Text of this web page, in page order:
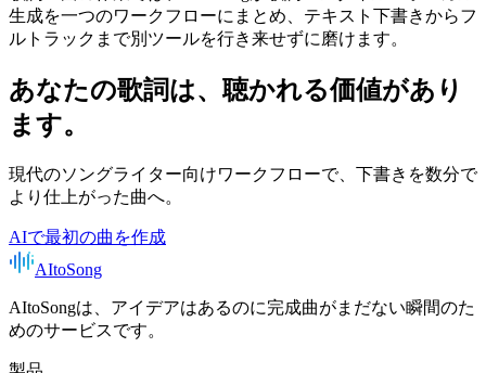
生成を一つのワークフローにまとめ、テキスト下書きからフ
ルトラックまで別ツールを行き来せずに磨けます。
あなたの歌詞は、聴かれる価値があり
ます。
現代のソングライター向けワークフローで、下書きを数分で
より仕上がった曲へ。
AIで最初の曲を作成
AItoSong
AItoSongは、アイデアはあるのに完成曲がまだない瞬間のた
めのサービスです。